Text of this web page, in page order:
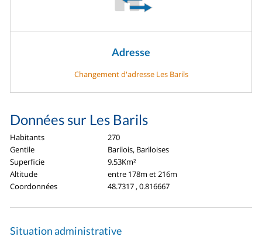
Adresse
Changement d'adresse Les Barils
Données sur Les Barils
Habitants
270
Gentile
Barilois, Bariloises
Superficie
9.53Km²
Altitude
entre 178m et 216m
Coordonnées
48.7317 , 0.816667
Situation administrative